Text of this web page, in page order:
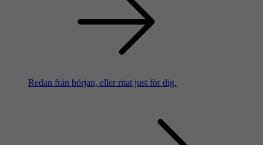
Redan från början, eller ritat just för dig.